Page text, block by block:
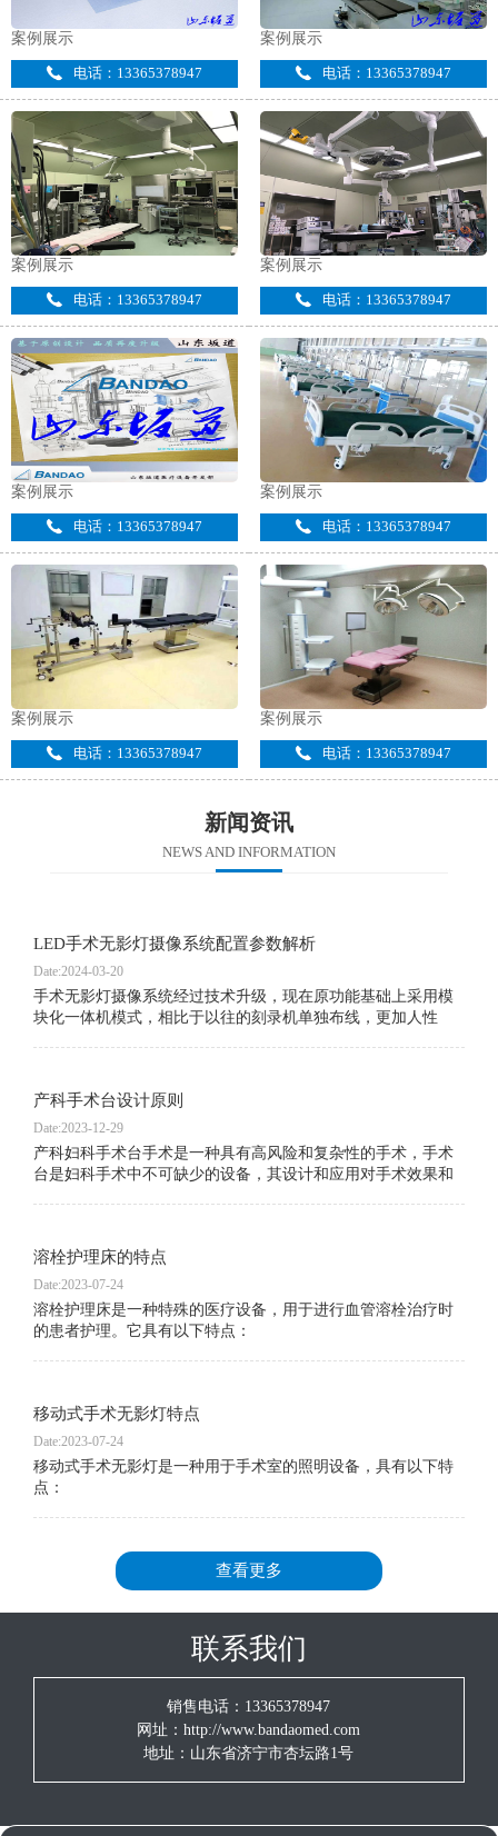
案例展示
电话：13365378947
案例展示
电话：13365378947
案例展示
电话：13365378947
案例展示
电话：13365378947
案例展示
电话：13365378947
案例展示
电话：13365378947
案例展示
电话：13365378947
案例展示
电话：13365378947
新闻资讯
NEWS AND INFORMATION
LED手术无影灯摄像系统配置参数解析
Date:2024-03-20
手术无影灯摄像系统经过技术升级，现在原功能基础上采用模
块化一体机模式，相比于以往的刻录机单独布线，更加人性
产科手术台设计原则
Date:2023-12-29
产科妇科手术台手术是一种具有高风险和复杂性的手术，手术
台是妇科手术中不可缺少的设备，其设计和应用对手术效果和
溶栓护理床的特点
Date:2023-07-24
溶栓护理床是一种特殊的医疗设备，用于进行血管溶栓治疗时
的患者护理。它具有以下特点：
移动式手术无影灯特点
Date:2023-07-24
移动式手术无影灯是一种用于手术室的照明设备，具有以下特
点：
查看更多
联系我们
销售电话：13365378947
网址：http://www.bandaomed.com
地址：山东省济宁市杏坛路1号